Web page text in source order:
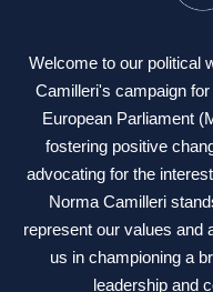
Welcome to our political
Camilleri's campaign
European Parliament
fostering positive
advocating for the
Norma Camilleri
represent our values and
us in championing a
leadership and